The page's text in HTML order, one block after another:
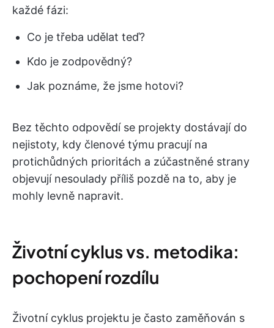
každé fázi:
Co je třeba udělat teď?
Kdo je zodpovědný?
Jak poznáme, že jsme hotovi?
Bez těchto odpovědí se projekty dostávají do
nejistoty, kdy členové týmu pracují na
protichůdných prioritách a zúčastněné strany
objevují nesoulady příliš pozdě na to, aby je
mohly levně napravit.
Životní cyklus vs. metodika:
pochopení rozdílu
Životní cyklus projektu je často zaměňován s